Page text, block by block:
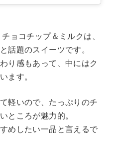
ョコチップ＆ミルクは、
話題のスイーツです。
り感もあって、中にはク
ます。
軽いので、たっぷりのチ
ところが魅力的。
めしたい一品と言えるで